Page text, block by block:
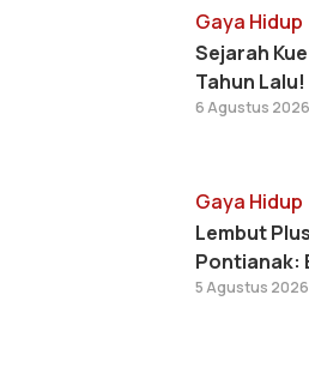
Gaya Hidup
Sejarah
Tahun Lalu!
6 Agustus 2026
Gaya Hidup
Lembut
Pontianak:
5 Agustus 2026